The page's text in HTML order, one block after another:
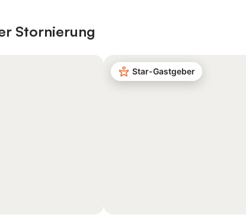
Stornierung
Star-Gastgeber